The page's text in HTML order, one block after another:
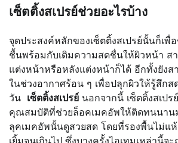
เซ็ตติ้งสเปรย์ช่วยอะไรบ้าง
จุดประสงค์หลักของเซ็ตติ้งสเปรย์นั้นก็เพื่
ชื้นพร้อมกับเติมความสดชื่นให้ผิวหน้า ส
แต่งหน้าหรือหลังแต่งหน้าก็ได้ อีกทั้งยังส
ในช่วงอากาศร้อน ๆ เพื่อปลุกผิวให้รู้สึก
วัน เซ็ตติ้งสเปรย์ นอกจากนี้ เซ็ตติ้งสเปร
คุณสมบัติที่ช่วยล็อคเมคอัพให้ติดทนนาน
ลุคเมคอัพนั้นดูสวยสด โดยที่รองพื้นไม่แ